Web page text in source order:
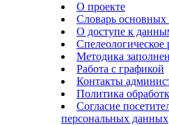
О проекте
Словарь основных
О доступе к
Методика
Работа с графикой
Контакты
Политика
Согласие
персональных данных